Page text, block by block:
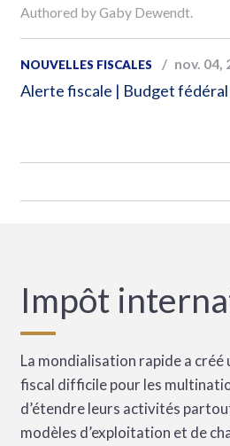
Authored by Gaby Dewendt.
NOUVELLES FISCALES nov. 04,
Alerte fiscale | Budget
Impôt
La mondialisation rapide a créé
fiscal difficile pour les
d’étendre leurs activités
modèles d’exploitation et de